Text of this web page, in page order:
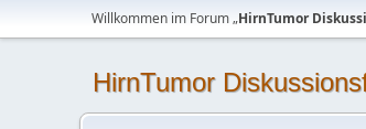
Willkommen im Forum „HirnTumor
HirnTumor